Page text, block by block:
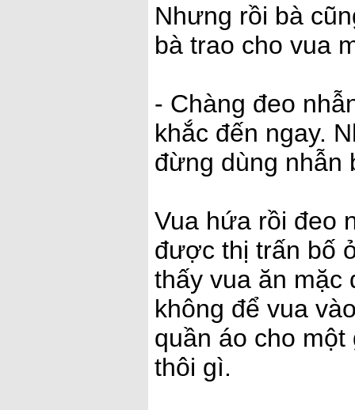
Nhưng rồi bà
bà trao cho vua
- Chàng đeo
khắc đến ngay.
đừng dùng nhẫn
Vua hứa rồi đeo
được thị trấn bố
thấy vua ăn mặc
không để vua
quần áo cho
thôi gì.